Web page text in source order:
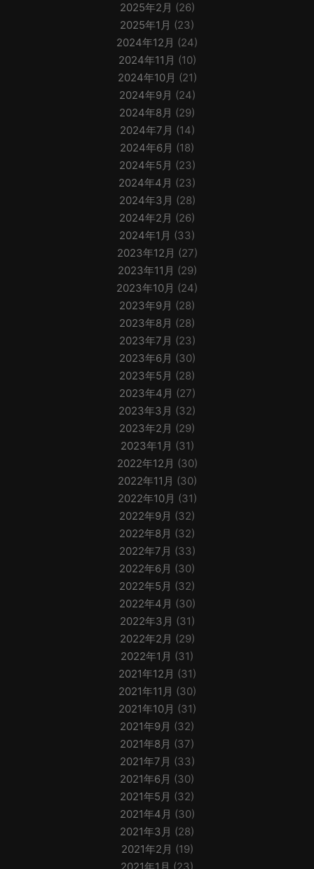
2025年2月 (26)
2025年1月 (23)
2024年12月 (24)
2024年11月 (10)
2024年10月 (21)
2024年9月 (24)
2024年8月 (29)
2024年7月 (14)
2024年6月 (18)
2024年5月 (23)
2024年4月 (23)
2024年3月 (28)
2024年2月 (26)
2024年1月 (33)
2023年12月 (27)
2023年11月 (29)
2023年10月 (24)
2023年9月 (28)
2023年8月 (28)
2023年7月 (23)
2023年6月 (30)
2023年5月 (28)
2023年4月 (27)
2023年3月 (32)
2023年2月 (29)
2023年1月 (31)
2022年12月 (30)
2022年11月 (30)
2022年10月 (31)
2022年9月 (32)
2022年8月 (32)
2022年7月 (33)
2022年6月 (30)
2022年5月 (32)
2022年4月 (30)
2022年3月 (31)
2022年2月 (29)
2022年1月 (31)
2021年12月 (31)
2021年11月 (30)
2021年10月 (31)
2021年9月 (32)
2021年8月 (37)
2021年7月 (33)
2021年6月 (30)
2021年5月 (32)
2021年4月 (30)
2021年3月 (28)
2021年2月 (19)